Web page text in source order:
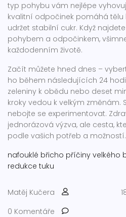
typ pohybu vám nejlépe
kvalitní odpočinek pomáhá tělu
udržet stabilní cukr. Když
pohybem a odpočinkem,
každodenním životě.
Začít můžete hned dnes –
ho během následujících 24
zeleniny k obědu nebo deset
kroky vedou k velkým změnám.
nebojte se experimentovat.
jednorázová výzva, ale cesta,
podle vašich potřeb a možností.
nafouklé břicho příčiny velkého
redukce tuku
Matěj Kučera
0 Komentáře